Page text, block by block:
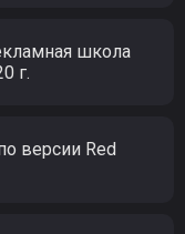
школа
г.
версии Red